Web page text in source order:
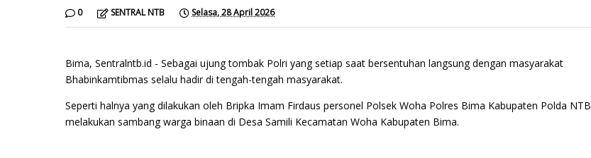
0 SENTRAL NTB Selasa, 28 April 2026
Bima, Sentralntb.id - Sebagai ujung tombak Polri yang setiap saat bersentuhan langsung dengan masyarakat
Bhabinkamtibmas selalu hadir di tengah-tengah masyarakat.
Seperti halnya yang dilakukan oleh Bripka Imam Firdaus personel Polsek Woha Polres Bima Kabupaten Polda NTB
melakukan sambang warga binaan di Desa Samili Kecamatan Woha Kabupaten Bima.